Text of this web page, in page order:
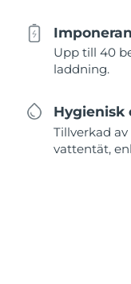
Upp till 40
laddning.
Tillverkad
vattentät,